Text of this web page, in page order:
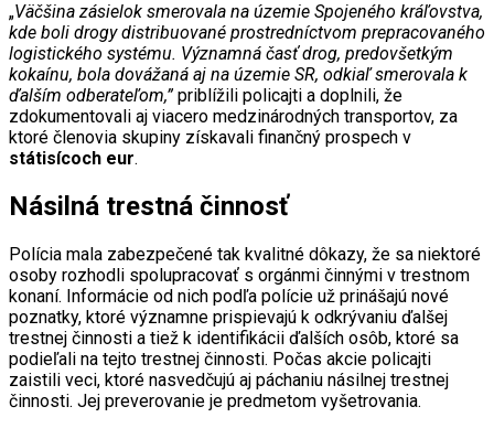
„Väčšina zásielok smerovala na územie Spojeného kráľovstva,
kde boli drogy distribuované prostredníctvom prepracovaného
logistického systému. Významná časť drog, predovšetkým
kokaínu, bola dovážaná aj na územie SR, odkiaľ smerovala k
ďalším odberateľom,”priblížili policajti a doplnili, že
zdokumentovali aj viacero medzinárodných transportov, za
ktoré členovia skupiny získavali finančný prospech v
státisícoch eur.
Násilná trestná činnosť
Polícia mala zabezpečené tak kvalitné dôkazy, že sa niektoré
osoby rozhodli spolupracovať s orgánmi činnými v trestnom
konaní. Informácie od nich podľa polície už prinášajú nové
poznatky, ktoré významne prispievajú k odkrývaniu ďalšej
trestnej činnosti a tiež k identifikácii ďalších osôb, ktoré sa
podieľali na tejto trestnej činnosti. Počas akcie policajti
zaistili veci, ktoré nasvedčujú aj páchaniu násilnej trestnej
činnosti. Jej preverovanie je predmetom vyšetrovania.